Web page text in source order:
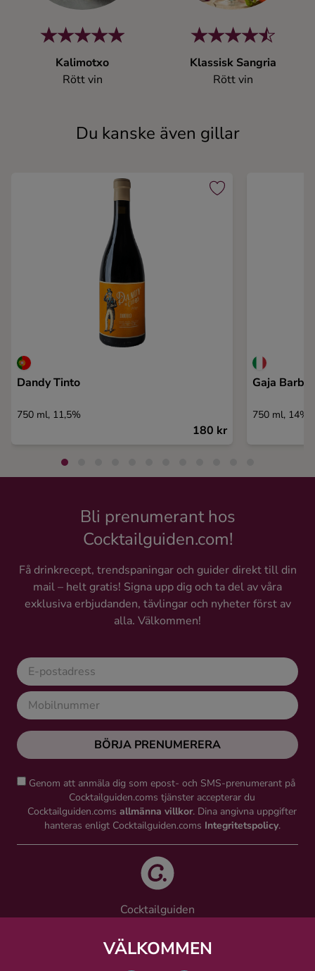
VÄLKOMMEN
Kalimotxo
Rött vin
Klassisk Sangria
Rött vin
Du kanske även gillar
Dandy Tinto
750 ml, 11,5%
180 kr
Gaja
750 ml, 14%
Bli prenumerant hos
Cocktailguiden.com!
Få drinkrecept, trendspaningar och guider direkt till din
mail – helt gratis! Signa upp dig och ta del av våra
exklusiva erbjudanden, tävlingar och nyheter först av
alla. Välkommen!
BÖRJA PRENUMERERA
Genom att anmäla dig som epost- och SMS-prenumerant på
Cocktailguiden.coms tjänster accepterar du
Cocktailguiden.coms allmänna villkor. Dina angivna uppgifter
hanteras enligt Cocktailguiden.coms Integritetspolicy.
Cocktailguiden
Västra Järnvägsgatan 21, 111 64 Stockholm